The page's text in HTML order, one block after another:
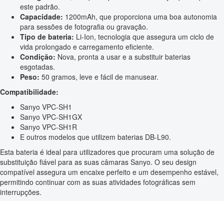
este padrão.
Capacidade: 1200mAh, que proporciona uma boa autonomia
para sessões de fotografia ou gravação.
Tipo de bateria: Li-Ion, tecnologia que assegura um ciclo de
vida prolongado e carregamento eficiente.
Condição: Nova, pronta a usar e a substituir baterias
esgotadas.
Peso: 50 gramos, leve e fácil de manusear.
Compatibilidade:
Sanyo VPC-SH1
Sanyo VPC-SH1GX
Sanyo VPC-SH1R
E outros modelos que utilizem baterias DB-L90.
Esta bateria é ideal para utilizadores que procuram uma solução de
substituição fiável para as suas câmaras Sanyo. O seu design
compatível assegura um encaixe perfeito e um desempenho estável,
permitindo continuar com as suas atividades fotográficas sem
interrupções.